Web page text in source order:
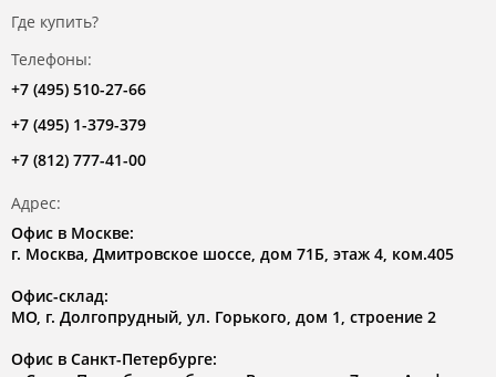
Где купить?
Телефоны:
+7 (495) 510-27-66
+7 (495) 1-379-379
+7 (812) 777-41-00
Адрес:
Офис в Москве:
г. Москва, Дмитровское шоссе, дом 71Б, этаж 4, ком.405
Офис-склад:
МО, г. Долгопрудный, ул. Горького, дом 1, строение 2
Офис в Санкт-Петербурге: